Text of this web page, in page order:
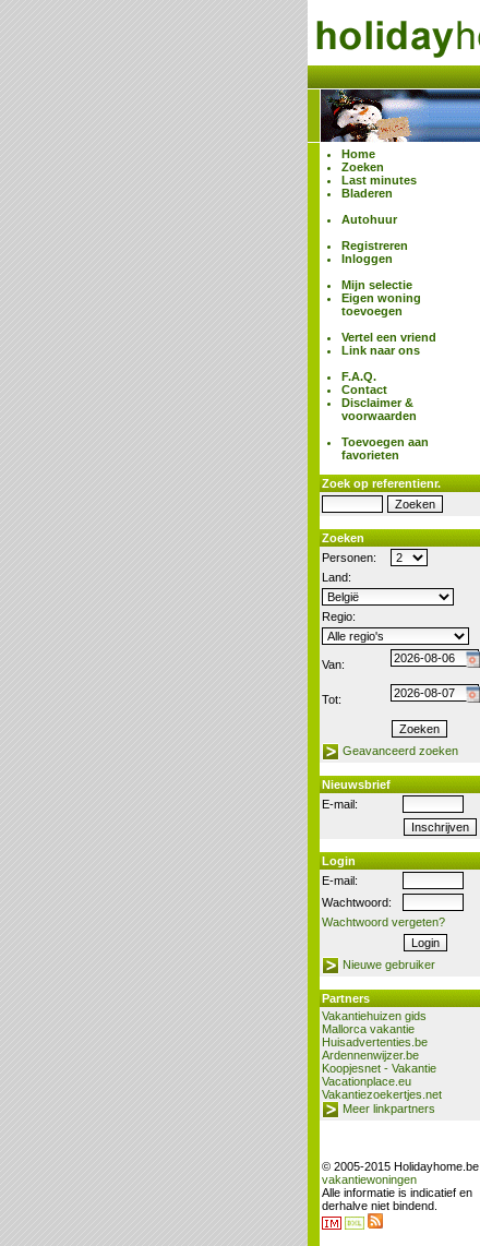
Home
Zoeken
Last minutes
Bladeren
Autohuur
Registreren
Inloggen
Mijn selectie
Eigen woning
toevoegen
Vertel een vriend
Link naar ons
F.A.Q.
Contact
Disclaimer &
voorwaarden
Toevoegen aan
favorieten
Zoek op referentienr.
Zoeken
Personen:
Land:
Regio:
Van:
Tot:
Geavanceerd zoeken
Nieuwsbrief
E-mail:
Login
E-mail:
Wachtwoord:
Wachtwoord vergeten?
Nieuwe gebruiker
Partners
Vakantiehuizen gids
Mallorca vakantie
Huisadvertenties.be
Ardennenwijzer.be
Koopjesnet - Vakantie
Vacationplace.eu
Vakantiezoekertjes.net
Meer linkpartners
© 2005-2015 Holidayhome.be
vakantiewoningen
Alle informatie is indicatief en
derhalve niet bindend.